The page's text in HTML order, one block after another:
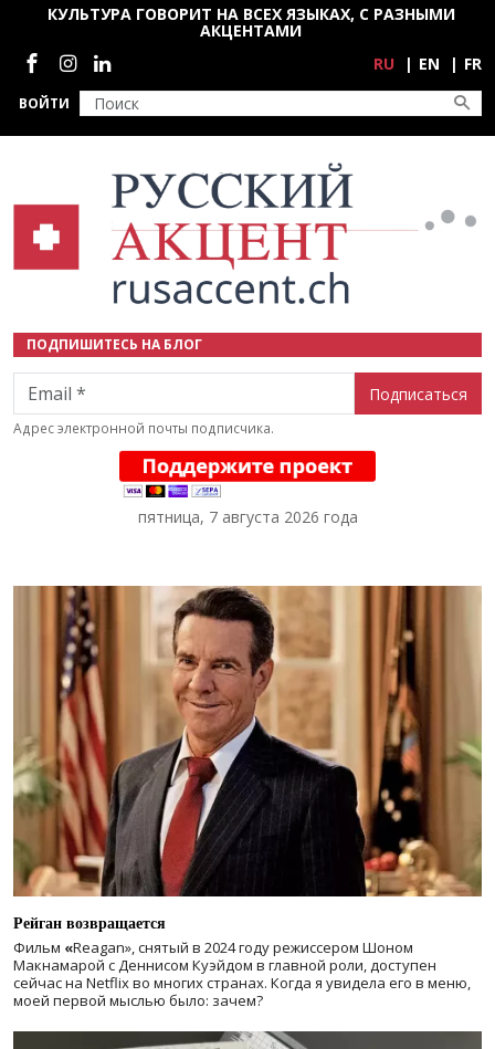
Перейти к основному содержанию
ВОЙТИ
КУЛЬТУРА ГОВОРИТ НА ВСЕХ ЯЗЫКАХ, С РАЗНЫМИ
АКЦЕНТАМИ
Социальные сети
RU EN FR
ПОДПИШИТЕСЬ НА БЛОГ
Email
Адрес электронной почты подписчика.
пятница, 7 августа 2026 года
Рейган возвращается
Фильм «Reagan», снятый в 2024 годурежиссером Шоном
Макнамарой с Деннисом Куэйдом в главной роли, доступен
сейчас на Netflix во многих странах. Когда я увидела его в меню,
моей первой мыслью было: зачем?